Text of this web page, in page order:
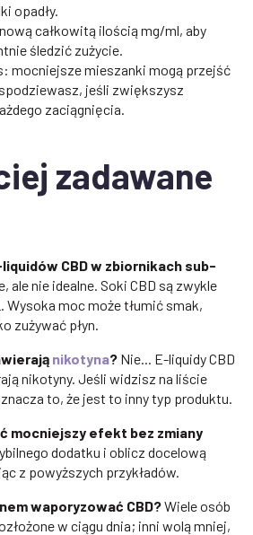
opadły.
całkowitą ilością mg/ml, aby
śledzić zużycie.
mocniejsze mieszanki mogą przejść
jeśli zwiększysz
zaciągnięcia.
zadawane
CBD w zbiornikach sub-
ale nie idealne. Soki CBD są zwykle
Wysoka moc może tłumić smak,
zużywać płyn.
nikotyna? Nie... E-liquidy CBD
nikotyny. Jeśli widzisz na liście
to, że jest to inny typ produktu.
mocniejszy efekt bez zmiany
dodatku i oblicz docelową
z powyższych przykładów.
waporyzować CBD?Wiele osób
w ciągu dnia; inni wolą mniej,